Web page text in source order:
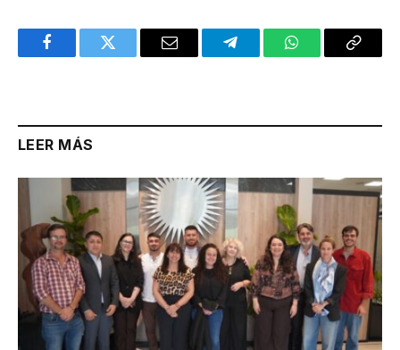
FacebookTwitter Email TelegramWhatsAppCopy
LEER MÁS